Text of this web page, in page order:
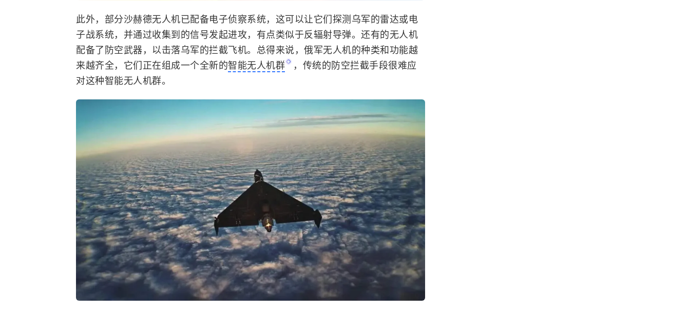
此外，部分沙赫德无人机已配备电子侦察系统，这可以让它们探测乌军的雷达或电
子战系统，并通过收集到的信号发起进攻，有点类似于反辐射导弹。还有的无人机
配备了防空武器，以击落乌军的拦截飞机。总得来说，俄军无人机的种类和功能越
来越齐全，它们正在组成一个全新的智能无人机群
，传统的防空拦截手段很难应
对这种智能无人机群。